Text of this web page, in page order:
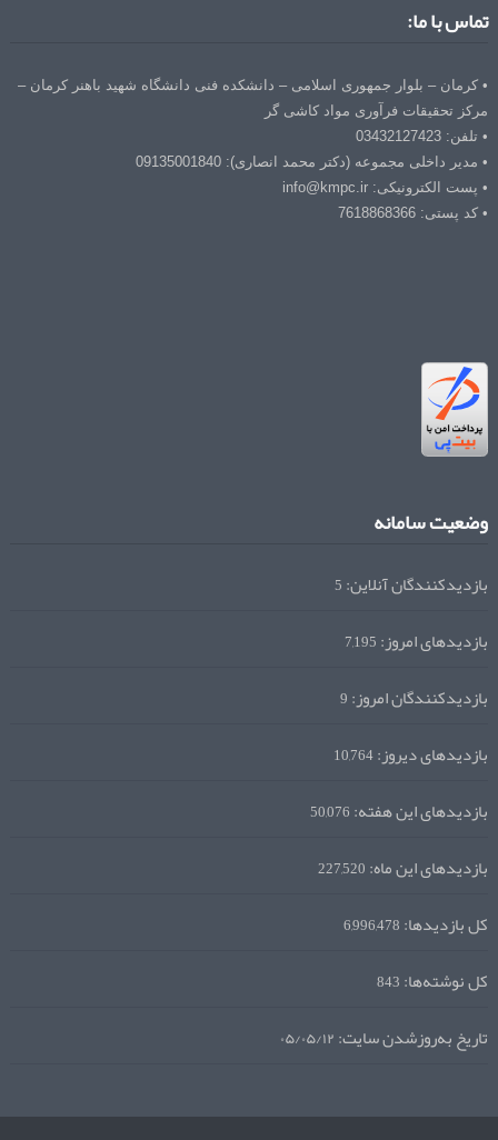
تماس با ما:
• کرمان – بلوار جمهوری اسلامی – دانشکده فنی دانشگاه شهید باهنر کرمان –
مرکز تحقیقات فرآوری مواد کاشی گر
• تلفن: 03432127423
• مدیر داخلی مجموعه (دکتر محمد انصاری): 09135001840
• پست الکترونیکی: info@kmpc.ir
• کد پستی: 7618868366
وضعیت سامانه
بازدیدکنندگان آنلاین:5
بازدیدهای امروز:7,195
بازدیدکنندگان امروز:9
بازدیدهای دیروز:10,764
بازدیدهای این هفته:50,076
بازدیدهای این ماه:227,520
کل بازدیدها:6,996,478
کل نوشته‌ها:843
تاریخ به‌روزشدن سایت:۰۵/۰۵/۱۲